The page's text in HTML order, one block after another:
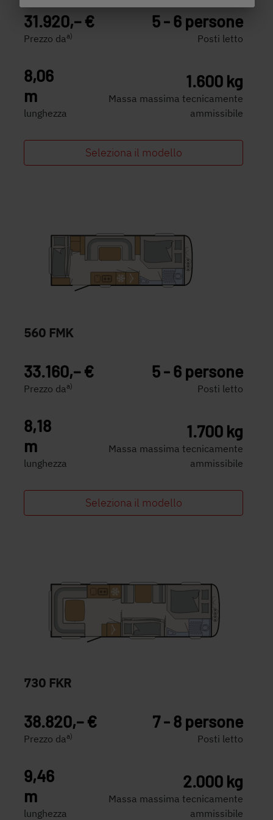
31.920,– €
Prezzo da a)
5 - 6 persone
Posti letto
8,06
m
lunghezza
1.600 kg
Massa massima tecnicamente
ammissibile
Seleziona il modello
560 FMK
33.160,– €
Prezzo da a)
5 - 6 persone
Posti letto
8,18
m
lunghezza
1.700 kg
Massa massima tecnicamente
ammissibile
Seleziona il modello
730 FKR
38.820,– €
Prezzo da a)
7 - 8 persone
Posti letto
9,46
m
lunghezza
2.000 kg
Massa massima tecnicamente
ammissibile